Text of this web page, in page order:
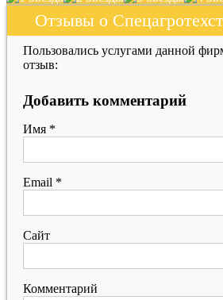
Отзывы о
Пользовались услугами данной
отзыв:
Добавить комментарий
Имя *
Email *
Сайт
Комментарий